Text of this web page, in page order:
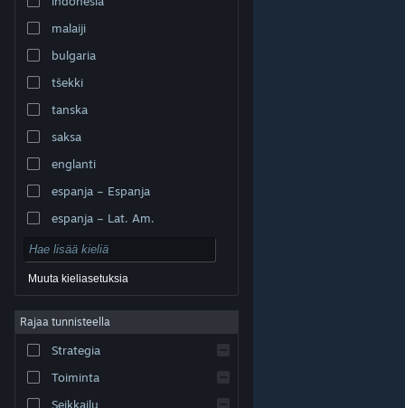
© Valve Corporation. Kaikki oikeudet pidätetään. Kaikki
Yhdysvalloissa ja kaikkialla maailmassa.
Helppokäyttötoiminnot
Hyvitykset|Evästeet
malaiji
bulgaria
tšekki
tanska
saksa
englanti
espanja – Espanja
espanja – Lat. Am.
Muuta kieliasetuksia
Rajaa tunnisteella
Strategia
Toiminta
Seikkailu